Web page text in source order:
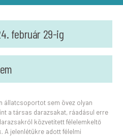
február 29-ig
állatcsoportot sem övez olyan
a társas darazsakat, ráadásul erre
közvetített félelemkeltő
A jelenlétükre adott félelmi